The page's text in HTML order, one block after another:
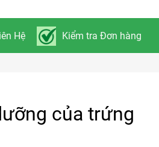
Hệ Kiểm tra Đơn hàng
của trứng